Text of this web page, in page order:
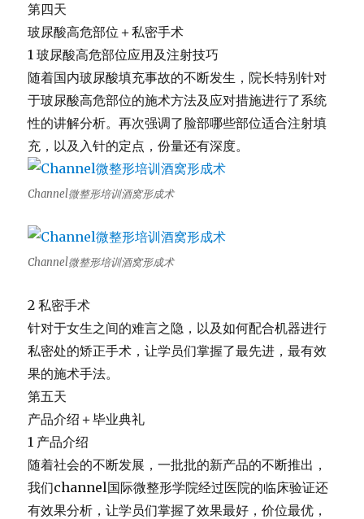
第四天
玻尿酸高危部位＋私密手术
1 玻尿酸高危部位应用及注射技巧
随着国内玻尿酸填充事故的不断发生， 院长特别针对
于玻尿酸高危部位的施术方法及应对措施进行了系统
性的讲解分析。再次强调了脸部哪些部位适合注射填
充， 以及入针的定点，份量还有深度。
Channel微整形培训酒窝形成术
Channel微整形培训酒窝形成术
2 私密手术
针对于女生之间的难言之隐， 以及如何配合机器进行
私密处的矫正手术，让学员们掌握了最先进，最有效
果的施术手法。
第五天
产品介绍＋毕业典礼
1 产品介绍
随着社会的不断发展，一批批的新产品的不断推出，
我们channel国际微整形学院经过医院的临床验证还
有效果分析，让学员们掌握了效果最好，价位最优，